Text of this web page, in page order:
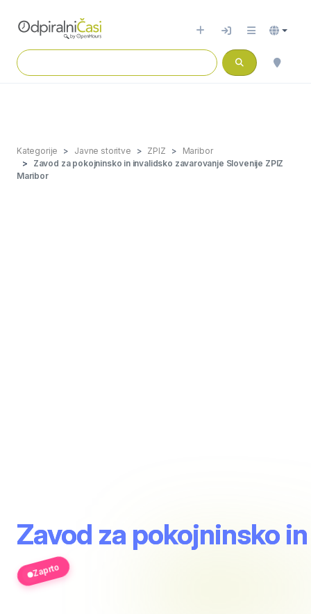
Kategorije Javne storitve ZPIZ
Maribor
Zavod za pokojninsko in invalidsko zavarovanje Slovenije ZPIZ
Maribor
Zavod za pokojninsko
Zaprto